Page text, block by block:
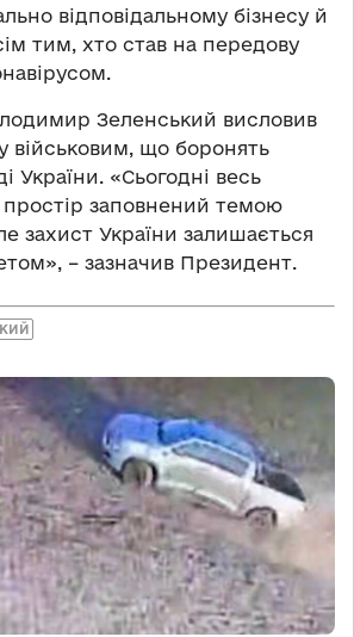
відповідальному бізнесу й
тим, хто став на передову
Зеленський висловив
військовим, що боронять
України. «Сьогодні весь
заповнений темою
захист України залишається
– зазначив Президент.